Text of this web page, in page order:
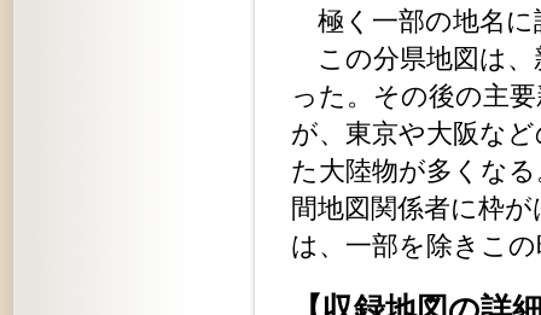
極く一部の地名に
この分県地図は、
った。その後の主
が、東京や大阪な
た大陸物が多くな
間地図関係者に枠
は、一部を除きこ